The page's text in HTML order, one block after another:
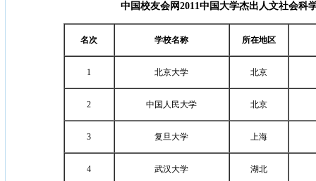
中国校友会网2011中国大学杰出人文社会科
名次 学校名称 所在地区
1 北京大学 北京
2 中国人民大学 北京
3 复旦大学 上海
4 武汉大学 湖北